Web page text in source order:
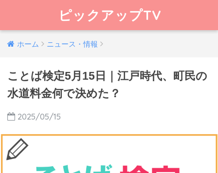
ピックアップTV
ホーム ニュース・情報
ことば検定5月15日｜江戸時代、町民の
水道料金何で決めた？
2025/05/15